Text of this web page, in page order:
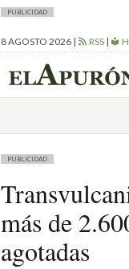
PUBLICIDAD
8 AGOSTO 2026 | RSS |
PUBLICIDAD
más de
agotadas